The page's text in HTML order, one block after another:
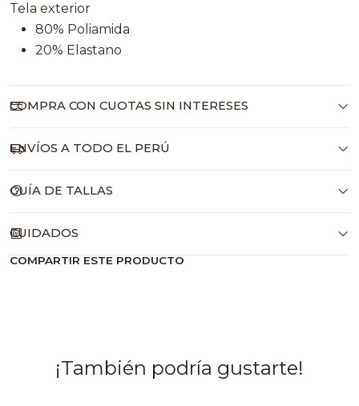
Tela exterior
80% Poliamida
20% Elastano
COMPRA CON CUOTAS SIN INTERESES
ENVÍOS A TODO EL PERÚ
GUÍA DE TALLAS
CUIDADOS
COMPARTIR ESTE PRODUCTO
¡También podría gustarte!